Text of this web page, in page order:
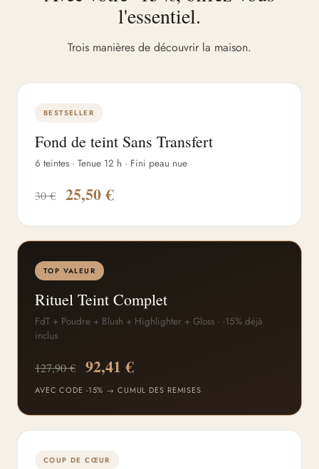
l'essentiel.
Trois manières de découvrir la maison.
BESTSELLER
Fond de teint Sans Transfert
6 teintes · Tenue 12 h · Fini peau nue
30 € 25,50 €
TOP VALEUR
Rituel Teint Complet
FdT + Poudre + Blush + Highlighter + Gloss · -15% déjà
inclus
127,90 € 92,41 €
AVEC CODE -15% → CUMUL DES REMISES
COUP DE CŒUR